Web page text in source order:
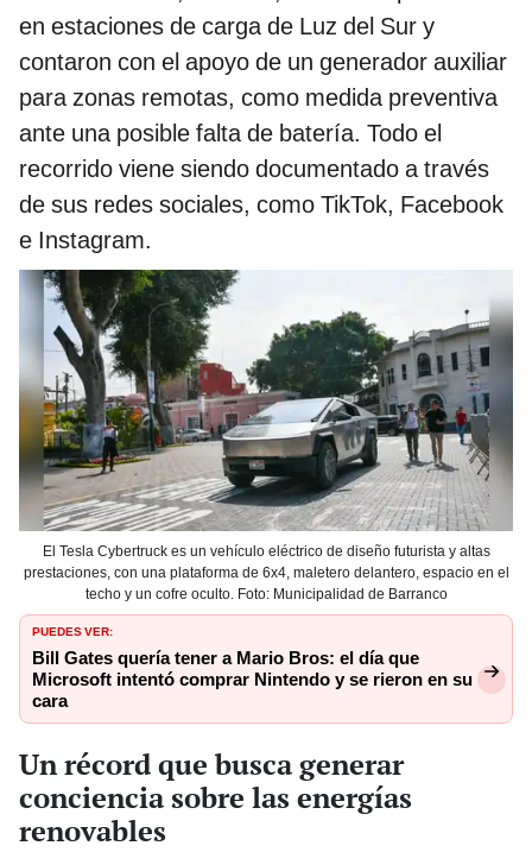
en estaciones de carga de Luz del Sur y
contaron con el apoyo de un generador auxiliar
para zonas remotas, como medida preventiva
ante una posible falta de batería. Todo el
recorrido viene siendo documentado a través
de sus redes sociales, como TikTok, Facebook
e Instagram.
El Tesla Cybertruck es un vehículo eléctrico de diseño futurista y altas
prestaciones, con una plataforma de 6x4, maletero delantero, espacio en el
techo y un cofre oculto. Foto: Municipalidad de Barranco
PUEDES VER:
Bill Gates quería tener a Mario Bros: el día que
Microsoft intentó comprar Nintendo y se rieron en su
cara
Un récord que busca generar
conciencia sobre las energías
renovables